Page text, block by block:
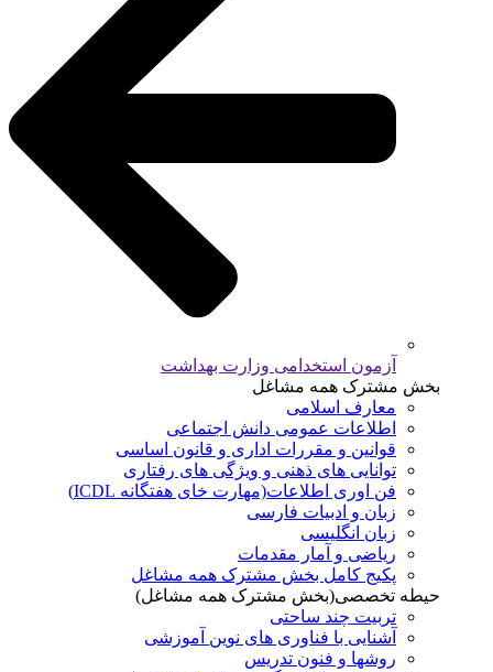
آزمون استخدامی وزارت بهداشت
بخش مشترک همه مشاغل
معارف اسلامی
اطلاعات عمومی دانش اجتماعی
قوانین و مقررات اداری و قانون اساسی
توانایی های ذهنی و ویژگی های رفتاری
فن اوری اطلاعات(مهارت خای هفتگانه ICDL)
زبان و ادبیات فارسی
زبان انگلیسی
ریاضی و آمار مقدمات
پکیج کامل بخش مشترک همه مشاغل
حیطه تخصصی(بخش مشترک همه مشاغل)
تربیت چند ساحتی
آشنایی با فناوری های نوین آموزشی
روشها و فنون تدريس